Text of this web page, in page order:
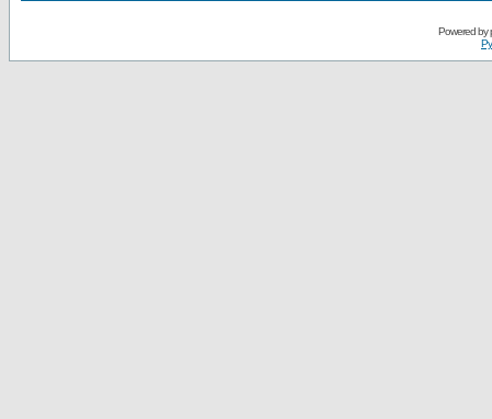
Powered by